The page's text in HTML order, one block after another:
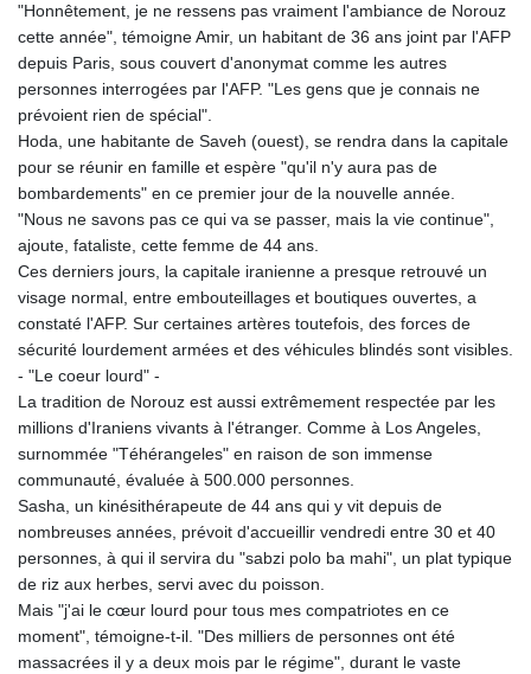
"Honnêtement, je ne ressens pas vraiment l'ambiance de Norouz
cette année", témoigne Amir, un habitant de 36 ans joint par l'AFP
depuis Paris, sous couvert d'anonymat comme les autres
personnes interrogées par l'AFP. "Les gens que je connais ne
prévoient rien de spécial".
Hoda, une habitante de Saveh (ouest), se rendra dans la capitale
pour se réunir en famille et espère "qu'il n'y aura pas de
bombardements" en ce premier jour de la nouvelle année.
"Nous ne savons pas ce qui va se passer, mais la vie continue",
ajoute, fataliste, cette femme de 44 ans.
Ces derniers jours, la capitale iranienne a presque retrouvé un
visage normal, entre embouteillages et boutiques ouvertes, a
constaté l'AFP. Sur certaines artères toutefois, des forces de
sécurité lourdement armées et des véhicules blindés sont visibles.
- "Le coeur lourd" -
La tradition de Norouz est aussi extrêmement respectée par les
millions d'Iraniens vivants à l'étranger. Comme à Los Angeles,
surnommée "Téhérangeles" en raison de son immense
communauté, évaluée à 500.000 personnes.
Sasha, un kinésithérapeute de 44 ans qui y vit depuis de
nombreuses années, prévoit d'accueillir vendredi entre 30 et 40
personnes, à qui il servira du "sabzi polo ba mahi", un plat typique
de riz aux herbes, servi avec du poisson.
Mais "j'ai le cœur lourd pour tous mes compatriotes en ce
moment", témoigne-t-il. "Des milliers de personnes ont été
massacrées il y a deux mois par le régime", durant le vaste